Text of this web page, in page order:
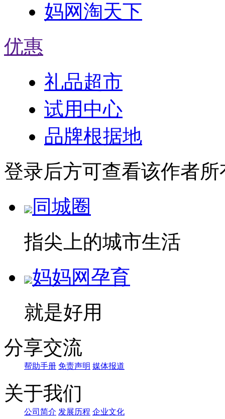
妈网淘天下
优惠
礼品超市
试用中心
品牌根据地
登录后方可查看该作者所
同城圈
指尖上的城市生活
妈妈网孕育
就是好用
分享交流
帮助手册 免责声明 媒体报道
关于我们
公司简介 发展历程 企业文化